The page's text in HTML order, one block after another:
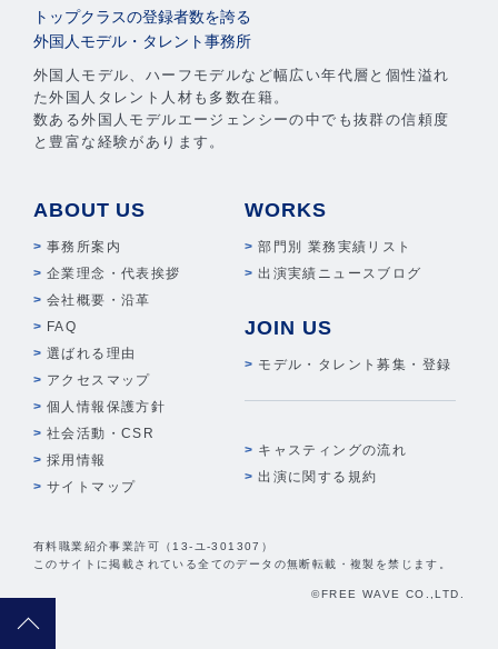
トップクラスの登録者数を誇る
外国人モデル・タレント事務所
外国人モデル、ハーフモデルなど幅広い年代層と個性溢れ
た外国人タレント人材も多数在籍。
数ある外国人モデルエージェンシーの中でも抜群の信頼度
と豊富な経験があります。
ABOUT US
事務所案内
企業理念・代表挨拶
会社概要・沿革
FAQ
選ばれる理由
アクセスマップ
個人情報保護方針
社会活動・CSR
採用情報
サイトマップ
WORKS
部門別 業務実績リスト
出演実績ニュースブログ
JOIN US
モデル・タレント募集・登録
キャスティングの流れ
出演に関する規約
有料職業紹介事業許可（13-ユ-301307）
このサイトに掲載されている全てのデータの無断転載・複製を禁じます。
©FREE WAVE CO.,LTD.